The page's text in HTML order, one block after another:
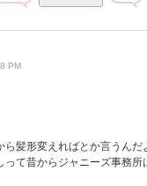
PM
ら髪形変えればとか言うんだ
って昔からジャニーズ事務所